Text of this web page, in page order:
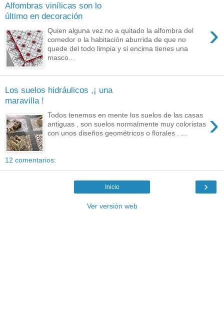
Alfombras vinílicas son lo
último en decoración
›
Quien alguna vez no a quitado la alfombra del
comedor o la habitación aburrida de que no
quede del todo limpia y si encima tienes una
masco...
Los suelos hidráulicos ,¡ una
maravilla !
›
Todos tenemos en mente los suelos de las casas
antiguas , son suelos normalmente muy coloristas
con unos diseños geométricos o florales . ...
12 comentarios:
›
Inicio
Ver versión web